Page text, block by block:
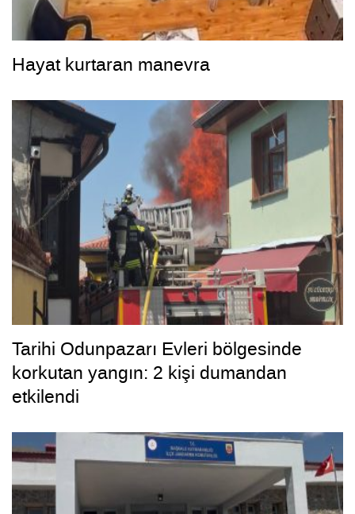
Hayat kurtaran manevra
Tarihi Odunpazarı Evleri bölgesinde
korkutan yangın: 2 kişi dumandan
etkilendi